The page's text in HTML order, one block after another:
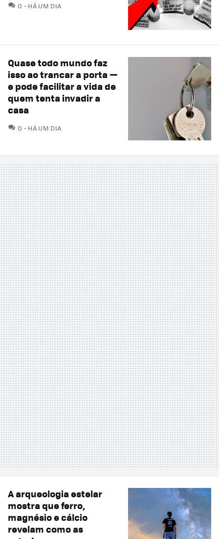
0 COMENTÁRIOS
HÁ UM DIA
Quase todo mundo faz
isso ao trancar a porta —
e pode facilitar a vida de
quem tenta invadir a
casa
0 COMENTÁRIOS
HÁ UM DIA
A arqueologia estelar
mostra que ferro,
magnésio e cálcio
revelam como as